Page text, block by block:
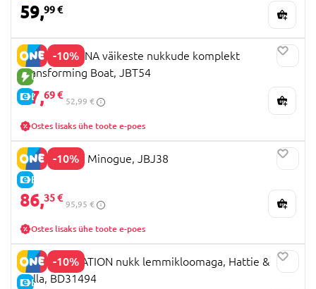
59,99 €
-10%
UUS TOODE
E-HIND
DISNEY MOANA väikeste nukkude komplekt
Transforming Boat, JBT54
47,69 €
52,99 €
Ostes lisaks ühe toote e-poes
-10%
E-HIND
BARBIE Kylie Minogue, JBJ38
86,35 €
95,95 €
Ostes lisaks ühe toote e-poes
-10%
E-HIND
OUR GENERATION nukk lemmikloomaga, Hattie &
Bella, BD31494